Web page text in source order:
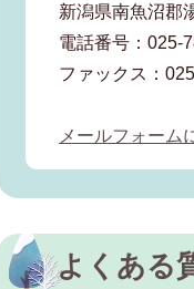
新潟県南魚沼郡
電話番号：025-
ファックス：
メールフォーム
よくある